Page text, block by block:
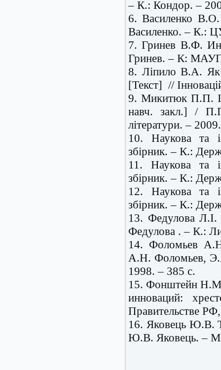
– К.: Кондор. –
6. Василенко
Василенко. – К.:
7. Гринев В.Ф.
Гринев. – К:
8. Ліпило В.А. Як
[Текст] //
9. Микитюк П.П.
навч. закл.] /
літератури. –
10. Наукова та
збірник. – К.:
11. Наукова та
збірник. – К.:
12. Наукова та
збірник. – К.:
13. Федулова Л.І.
Федулова . – К.:
14. Фоломьев
А.Н. Фоломьев,
1998. – 385 с.
15. Фонштейн Н.М.
инноваций:
Правительстве
16. Яковець Ю.В.
Ю.В. Яковець. –